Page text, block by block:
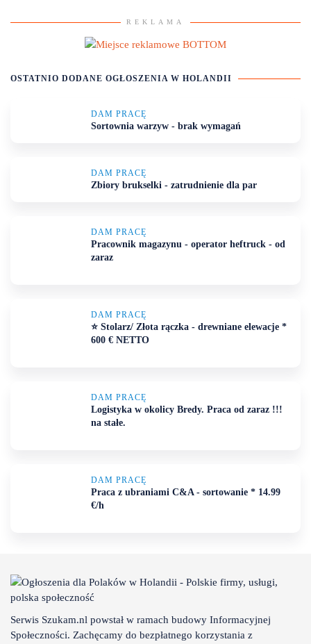
REKLAMA
OSTATNIO DODANE OGŁOSZENIA W HOLANDII
DAM PRACĘ
Sortownia warzyw - brak wymagań
DAM PRACĘ
Zbiory brukselki - zatrudnienie dla par
DAM PRACĘ
Pracownik magazynu - operator heftruck - od
zaraz
DAM PRACĘ
⭐ Stolarz/ Złota rączka - drewniane elewacje *
600 € NETTO
DAM PRACĘ
Logistyka w okolicy Bredy. Praca od zaraz !!!
na stałe.
DAM PRACĘ
Praca z ubraniami C&A - sortowanie * 14.99
€/h
Serwis Szukam.nl powstał w ramach budowy Informacyjnej
Społeczności. Zachęcamy do bezpłatnego korzystania z